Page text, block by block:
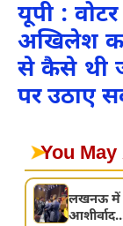
यूपी :
अखिलेश
से कैसे थी
पर उठाए
➤You
लखनऊ में